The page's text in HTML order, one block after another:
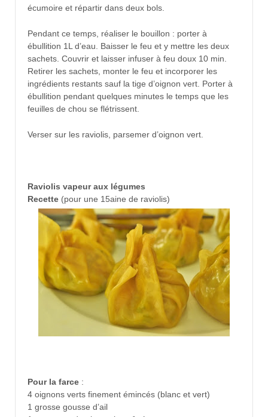
écumoire et répartir dans deux bols.
Pendant ce temps, réaliser le bouillon : porter à
ébullition 1L d’eau. Baisser le feu et y mettre les deux
sachets. Couvrir et laisser infuser à feu doux 10 min.
Retirer les sachets, monter le feu et incorporer les
ingrédients restants sauf la tige d’oignon vert. Porter à
ébullition pendant quelques minutes le temps que les
feuilles de chou se flétrissent.
Verser sur les raviolis, parsemer d’oignon vert.
Raviolis vapeur aux légumes
Recette (pour une 15aine de raviolis)
Pour la farce :
4 oignons verts finement émincés (blanc et vert)
1 grosse gousse d’ail